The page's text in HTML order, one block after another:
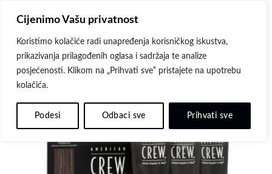
Cijenimo Vašu privatnost
Koristimo kolačiće radi unapređenja korisničkog iskustva,
prikazivanja prilagođenih oglasa i sadržaja te analize
posjećenosti. Klikom na „Prihvati sve“ pristajete na upotrebu
kolačića.
Podesi Odbaci sve Prihvati sve
content
Dodaj
listu